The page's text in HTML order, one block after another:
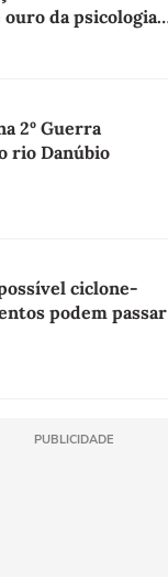
ouro da psicologia
2º Guerra
rio Danúbio
ciclone-
podem passar
PUBLICIDADE